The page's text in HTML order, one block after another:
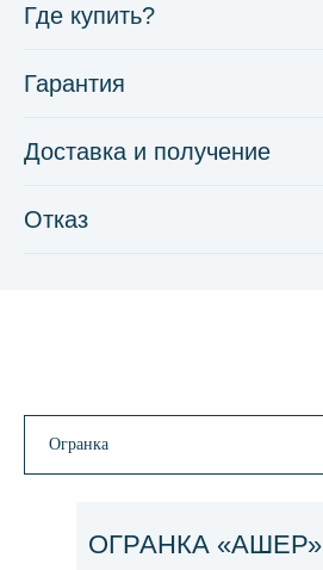
Где купить?
Гарантия
Доставка и получение
Отказ
ОГРАНКА «АШЕР»